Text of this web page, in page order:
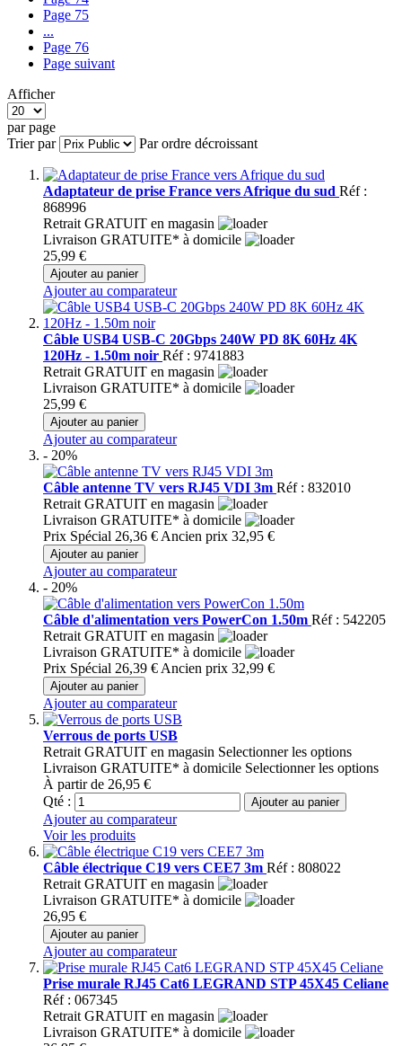
Page 75
...
Page 76
Page suivant
Afficher
par page
Trier par
Par ordre décroissant
Adaptateur de prise France vers Afrique du sud Réf :
868996
Retrait GRATUIT en magasin
Livraison GRATUITE* à domicile
25,99 €
Ajouter au panier
Ajouter au comparateur
Câble USB4 USB-C 20Gbps 240W PD 8K 60Hz 4K
120Hz - 1.50m noir Réf : 9741883
Retrait GRATUIT en magasin
Livraison GRATUITE* à domicile
25,99 €
Ajouter au panier
Ajouter au comparateur
- 20%
Câble antenne TV vers RJ45 VDI 3m Réf : 832010
Retrait GRATUIT en magasin
Livraison GRATUITE* à domicile
Prix Spécial 26,36 € Ancien prix 32,95 €
Ajouter au panier
Ajouter au comparateur
- 20%
Câble d'alimentation vers PowerCon 1.50m Réf : 542205
Retrait GRATUIT en magasin
Livraison GRATUITE* à domicile
Prix Spécial 26,39 € Ancien prix 32,99 €
Ajouter au panier
Ajouter au comparateur
Verrous de ports USB
Retrait GRATUIT en magasin Selectionner les options
Livraison GRATUITE* à domicile Selectionner les options
À partir de 26,95 €
Qté :
Ajouter au panier
Ajouter au comparateur
Voir les produits
Câble électrique C19 vers CEE7 3m Réf : 808022
Retrait GRATUIT en magasin
Livraison GRATUITE* à domicile
26,95 €
Ajouter au panier
Ajouter au comparateur
Prise murale RJ45 Cat6 LEGRAND STP 45X45 Celiane
Réf : 067345
Retrait GRATUIT en magasin
Livraison GRATUITE* à domicile